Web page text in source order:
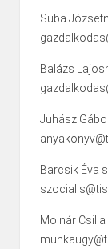
Suba
Balázs
Juhász
Barcsik Éva
Molnár